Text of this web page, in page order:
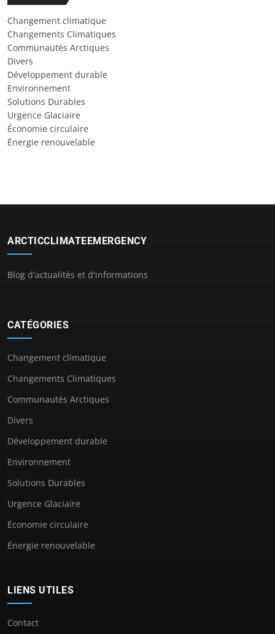
Changement climatique
Changements Climatiques
Communautés Arctiques
Divers
Développement durable
Environnement
Solutions Durables
Urgence Glaciaire
Économie circulaire
Énergie renouvelable
ARCTICCLIMATEEMERGENCY
Blog d'actualités et d'informations
CATÉGORIES
Changement climatique
Changements Climatiques
Communautés Arctiques
Divers
Développement durable
Environnement
Solutions Durables
Urgence Glaciaire
Économie circulaire
Énergie renouvelable
LIENS UTILES
Contact